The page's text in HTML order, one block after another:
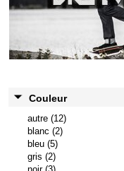
Couleur
autre (12)
blanc (2)
bleu (5)
gris (2)